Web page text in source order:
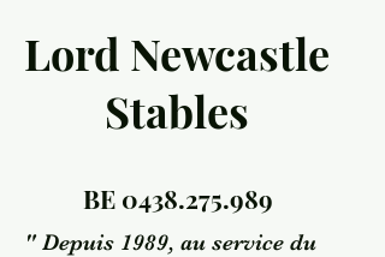
Lord Newcastle
Stables
BE 0438.275.989
" Depuis 1989, au service du